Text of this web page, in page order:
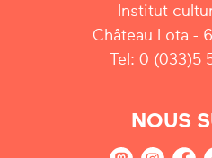
Institut
Château Lota -
Tel: 0 (033)5
NOUS